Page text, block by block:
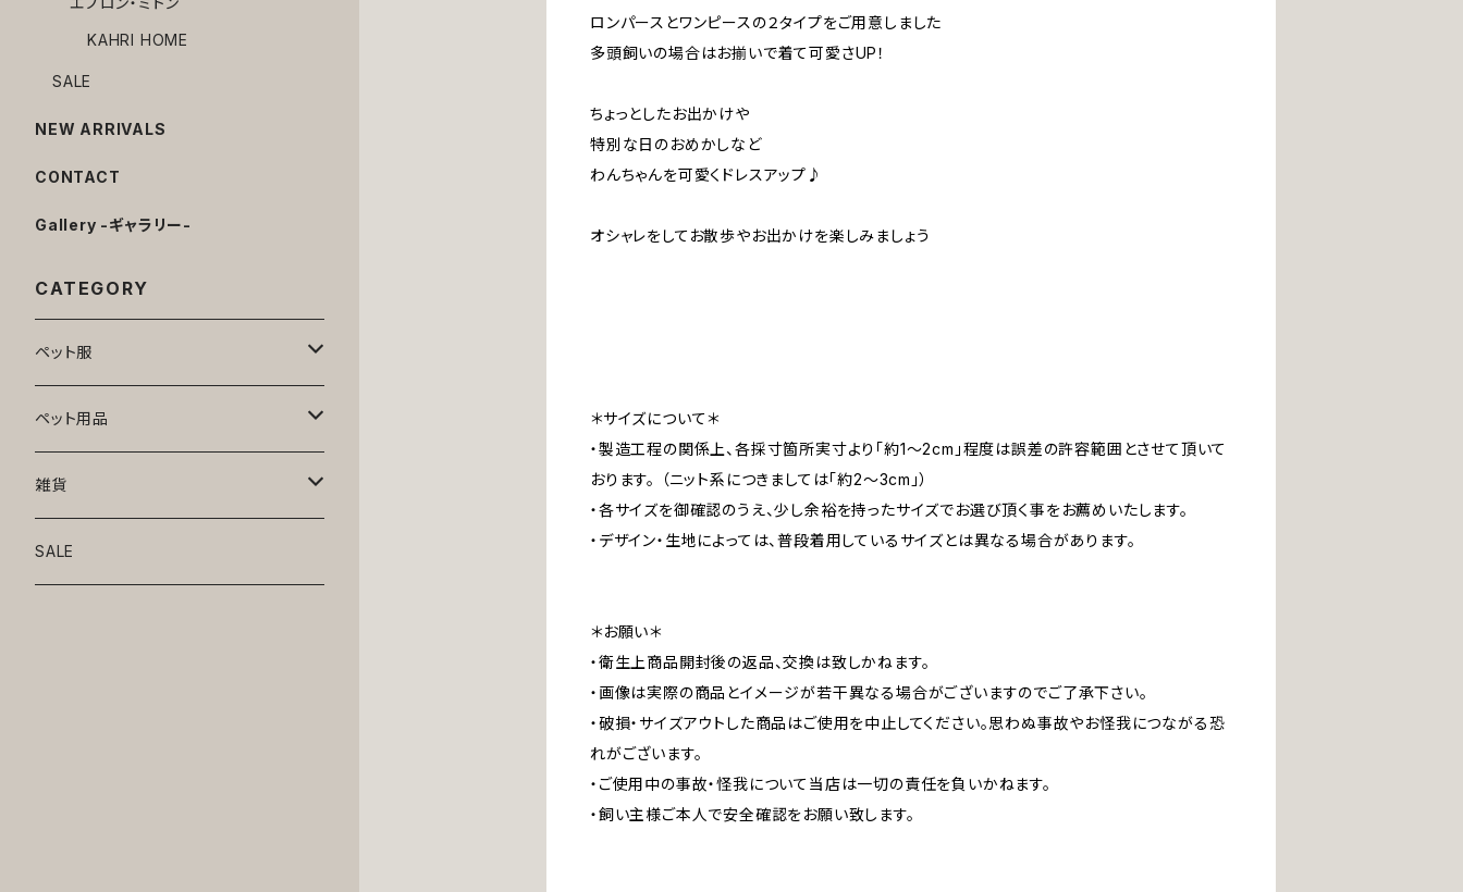
ロンパースとワンピースの２タイプをご用意しました
多頭飼いの場合はお揃いで着て可愛さUP！
ちょっとしたお出かけや
特別な日のおめかしなど
わんちゃんを可愛くドレスアップ♪
オシャレをしてお散歩やお出かけを楽しみましょう
＊サイズについて＊
・製造工程の関係上、各採寸箇所実寸より「約1～2cm」程度は誤差の許容範囲とさせて頂いて
おります。 （ニット系につきましては「約2～3cm」）
・各サイズを御確認のうえ、少し余裕を持ったサイズでお選び頂く事をお薦めいたします。
・デザイン・生地によっては、普段着用しているサイズとは異なる場合があります。
＊お願い＊
・衛生上商品開封後の返品、交換は致しかねます。
・画像は実際の商品とイメージが若干異なる場合がございますのでご了承下さい。
・破損・サイズアウトした商品はご使用を中止してください。思わぬ事故やお怪我につながる恐
れがございます。
・ご使用中の事故・怪我について当店は一切の責任を負いかねます。
・飼い主様ご本人で安全確認をお願い致します。
KAHRI HOME
SALE
NEW ARRIVALS
CONTACT
Gallery -ギャラリー-
CATEGORY
ペット服
トップス
ニット
アロハ
ボトムス
ワンピース
ペット用品
ベッド
リード・首輪
雑貨
アート
SALE